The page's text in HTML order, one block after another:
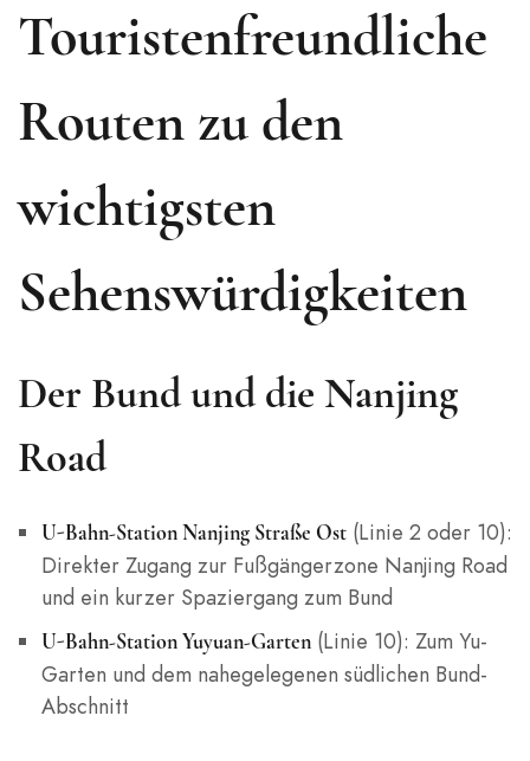
Touristenfreundliche
Routen zu den
wichtigsten
Sehenswürdigkeiten
Der Bund und die Nanjing
Road
U-Bahn-Station Nanjing Straße Ost(Linie 2 oder 10):
Direkter Zugang zur Fußgängerzone Nanjing Road
und ein kurzer Spaziergang zum Bund
U-Bahn-Station Yuyuan-Garten(Linie 10): Zum Yu-
Garten und dem nahegelegenen südlichen Bund-
Abschnitt